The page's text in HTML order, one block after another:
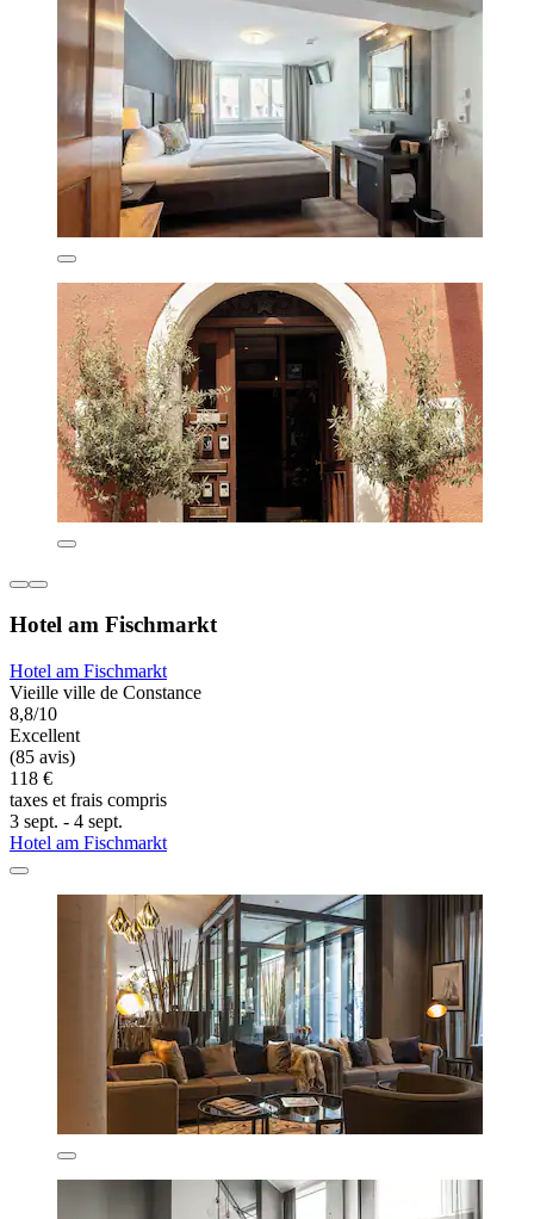
Hotel am Fischmarkt
Hotel am Fischmarkt
Vieille ville de Constance
8,8/10
Excellent
(85 avis)
118 €
taxes et frais compris
3 sept. - 4 sept.
Hotel am Fischmarkt